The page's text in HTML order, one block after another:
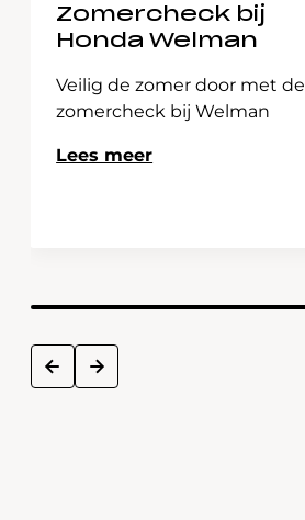
Zomercheck bij
Honda Welman
Veilig de zomer door met de
zomercheck bij Welman
Lees meer
prev next